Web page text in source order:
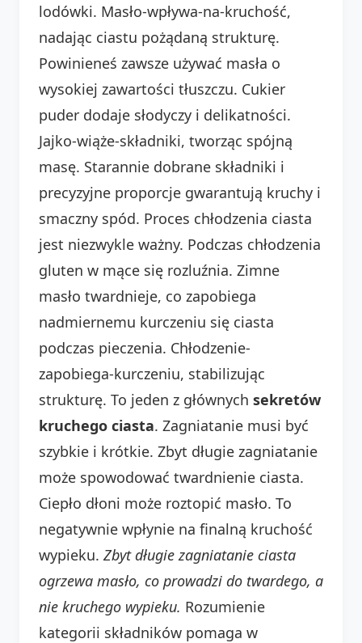
lodówki. Masło-wpływa-na-kruchość,
nadając ciastu pożądaną strukturę.
Powinieneś zawsze używać masła o
wysokiej zawartości tłuszczu. Cukier
puder dodaje słodyczy i delikatności.
Jajko-wiąże-składniki, tworząc spójną
masę. Starannie dobrane składniki i
precyzyjne proporcje gwarantują kruchy i
smaczny spód. Proces chłodzenia ciasta
jest niezwykle ważny. Podczas chłodzenia
gluten w mące się rozluźnia. Zimne
masło twardnieje, co zapobiega
nadmiernemu kurczeniu się ciasta
podczas pieczenia. Chłodzenie-
zapobiega-kurczeniu, stabilizując
strukturę. To jeden z głównych sekretów
kruchego ciasta. Zagniatanie musi być
szybkie i krótkie. Zbyt długie zagniatanie
może spowodować twardnienie ciasta.
Ciepło dłoni może roztopić masło. To
negatywnie wpłynie na finalną kruchość
wypieku. Zbyt długie zagniatanie ciasta
ogrzewa masło, co prowadzi do twardego, a
nie kruchego wypieku. Rozumienie
kategorii składników pomaga w